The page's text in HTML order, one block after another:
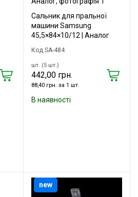
Сальник для пральної
машини Samsung
45,5×84×10/12 | Аналог
Код SA-484
шт. (5 шт.)
442,00 грн.
88,40 грн. за 1 шт.
В наявності
new